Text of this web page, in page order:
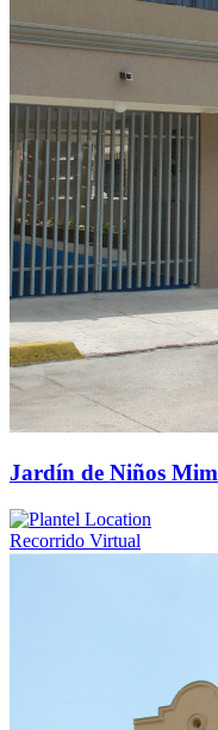
Jardín de Niños
Recorrido Virtual